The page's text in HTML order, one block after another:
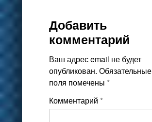
Добавить
комментарий
Ваш адрес email не будет
опубликован. Обязательные
поля помечены *
Комментарий *